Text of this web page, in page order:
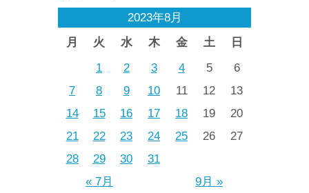
2023年8月
月
火 水 木 金 土 日
« 7月 9月 »
1 2 3 4 5
6
7
8 9 10 11 12
13
14
15 16 17 18 19
20
21
22 23 24 25 26
27
28
29 30 31